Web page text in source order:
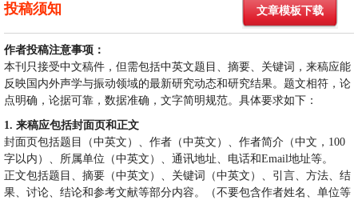
投稿须知 文章模板下载
作者投稿注意事项：
本刊只接受中文稿件，但需包括中英文题目、摘要、关键词，来稿应能
反映国内外声学与振动领域的最新研究动态和研究结果。题文相符，论
点明确，论据可靠，数据准确，文字简明规范。具体要求如下：
1. 来稿应包括封面页和正文
封面页包括题目（中英文）、作者（中英文）、作者简介（中文， 100
字以内）、所属单位（中英文）、通讯地址、电话和Email地址等。
正文包括题目、摘要（中英文）、关键词（中英文）、引言、方法、结
果、讨论、结论和参考文献等部分内容。（不要包含作者姓名、单位等